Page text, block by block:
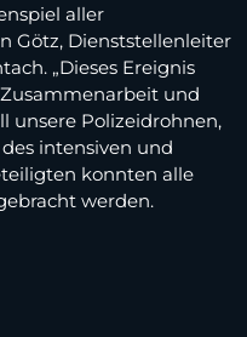
aller
Götz, Dienststellenleiter
„Dieses Ereignis
und
unsere Polizeidrohnen,
intensiven und
konnten alle
werden.